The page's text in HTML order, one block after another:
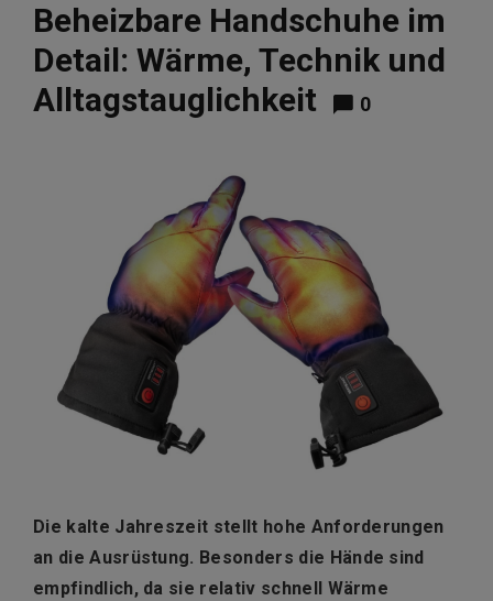
Beheizbare Handschuhe im
Detail: Wärme, Technik und
Alltagstauglichkeit
0
Die kalte Jahreszeit stellt hohe Anforderungen
an die Ausrüstung. Besonders die Hände sind
empfindlich, da sie relativ schnell Wärme